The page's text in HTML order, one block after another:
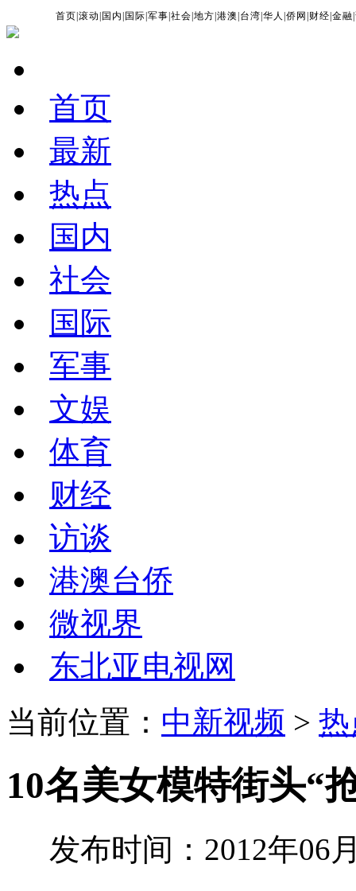
首页 |滚动 国内 国际 |军事 |社会 |地方 |港澳 台湾 |华人 |侨网 财经 |金融 |
首页
最新
热点
国内
社会
国际
军事
文娱
体育
财经
访谈
港澳台侨
微视界
东北亚电视网
当前位置： 中新视频 >
10名美女模特街头“
发布时间：2012年06